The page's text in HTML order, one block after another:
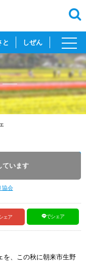
と しぜん
toggle
ています
協会
ェア でシェア
を、この秋に朝来市生野